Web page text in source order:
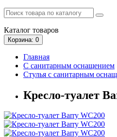
Каталог товаров
Корзина: 0
Главная
С санитарным оснащением
Стулья с санитарным
Кресло-туалет